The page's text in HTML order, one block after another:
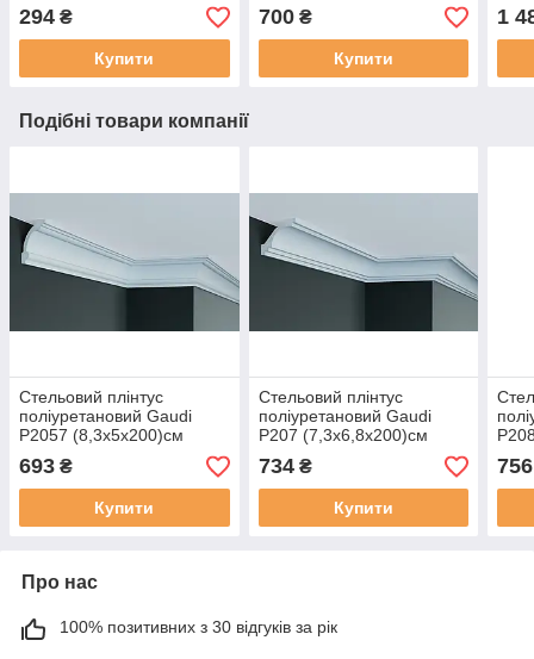
294 ₴
Купити
700₴
Купити
1
Подібні товари компанії
Стельовий плінтус
поліуретановий Gaudi
P2057 (8,3х5х200)см
693 ₴
Купити
Стельовий плінтус
поліуретановий Gaudi
P207 (7,3х6,8х200)см
734₴
Купити
756
Про нас
100% позитивних з 30 відгуків за рік